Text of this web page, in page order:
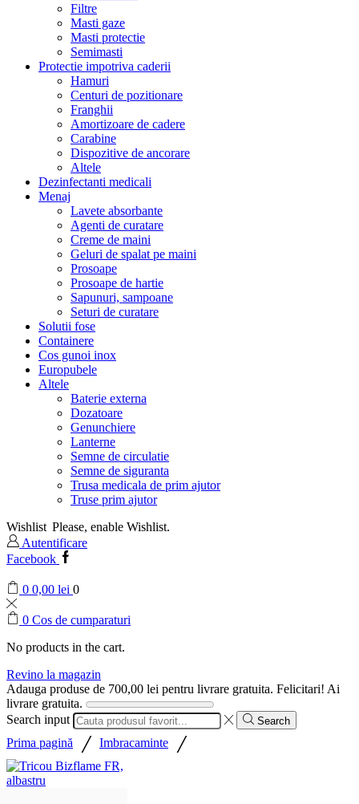
Filtre
Masti gaze
Masti protectie
Semimasti
Protectie impotriva caderii
Hamuri
Centuri de pozitionare
Franghii
Amortizoare de cadere
Carabine
Dispozitive de ancorare
Altele
Dezinfectanti medicali
Menaj
Lavete absorbante
Agenti de curatare
Creme de maini
Geluri de spalat pe maini
Prosoape
Prosoape de hartie
Sapunuri, sampoane
Seturi de curatare
Solutii fose
Containere
Cos gunoi inox
Europubele
Altele
Baterie externa
Dozatoare
Genunchiere
Lanterne
Semne de circulatie
Semne de siguranta
Trusa medicala de prim ajutor
Truse prim ajutor
Wishlist Please, enable Wishlist.
Autentificare
Facebook
0 0,00 lei 0
0 Cos de cumparaturi
No products in the cart.
Revino la magazin
Adauga produse de 700,00 lei pentru livrare gratuita. Felicitari! Ai
livrare gratuita.
Search input
Search
Prima pagină / Imbracaminte /